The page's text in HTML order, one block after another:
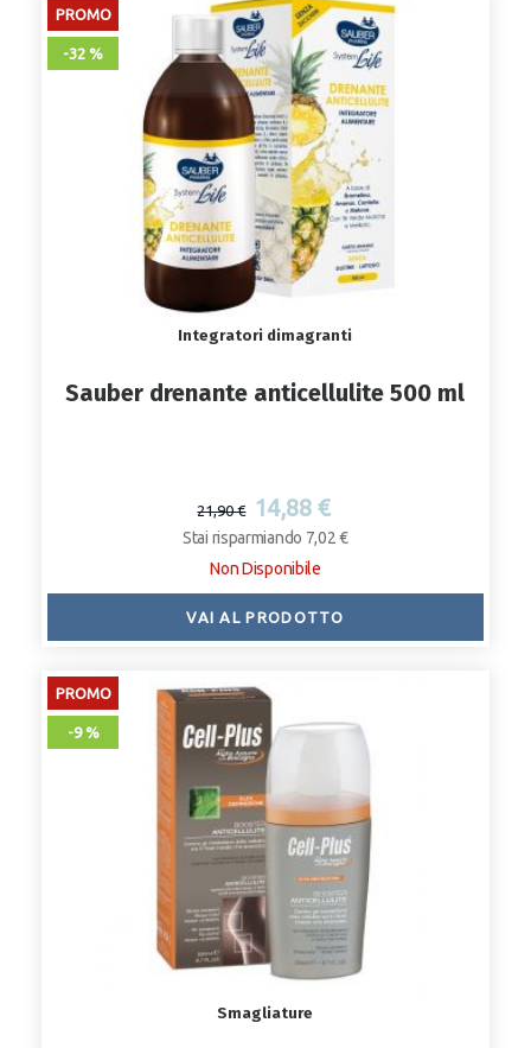
PROMO
-32 %
Integratori dimagranti
Sauber drenante anticellulite 500 ml
21,90 € 14,88 €
Stai risparmiando 7,02 €
Non Disponibile
VAI AL PRODOTTO
PROMO
-9 %
Smagliature